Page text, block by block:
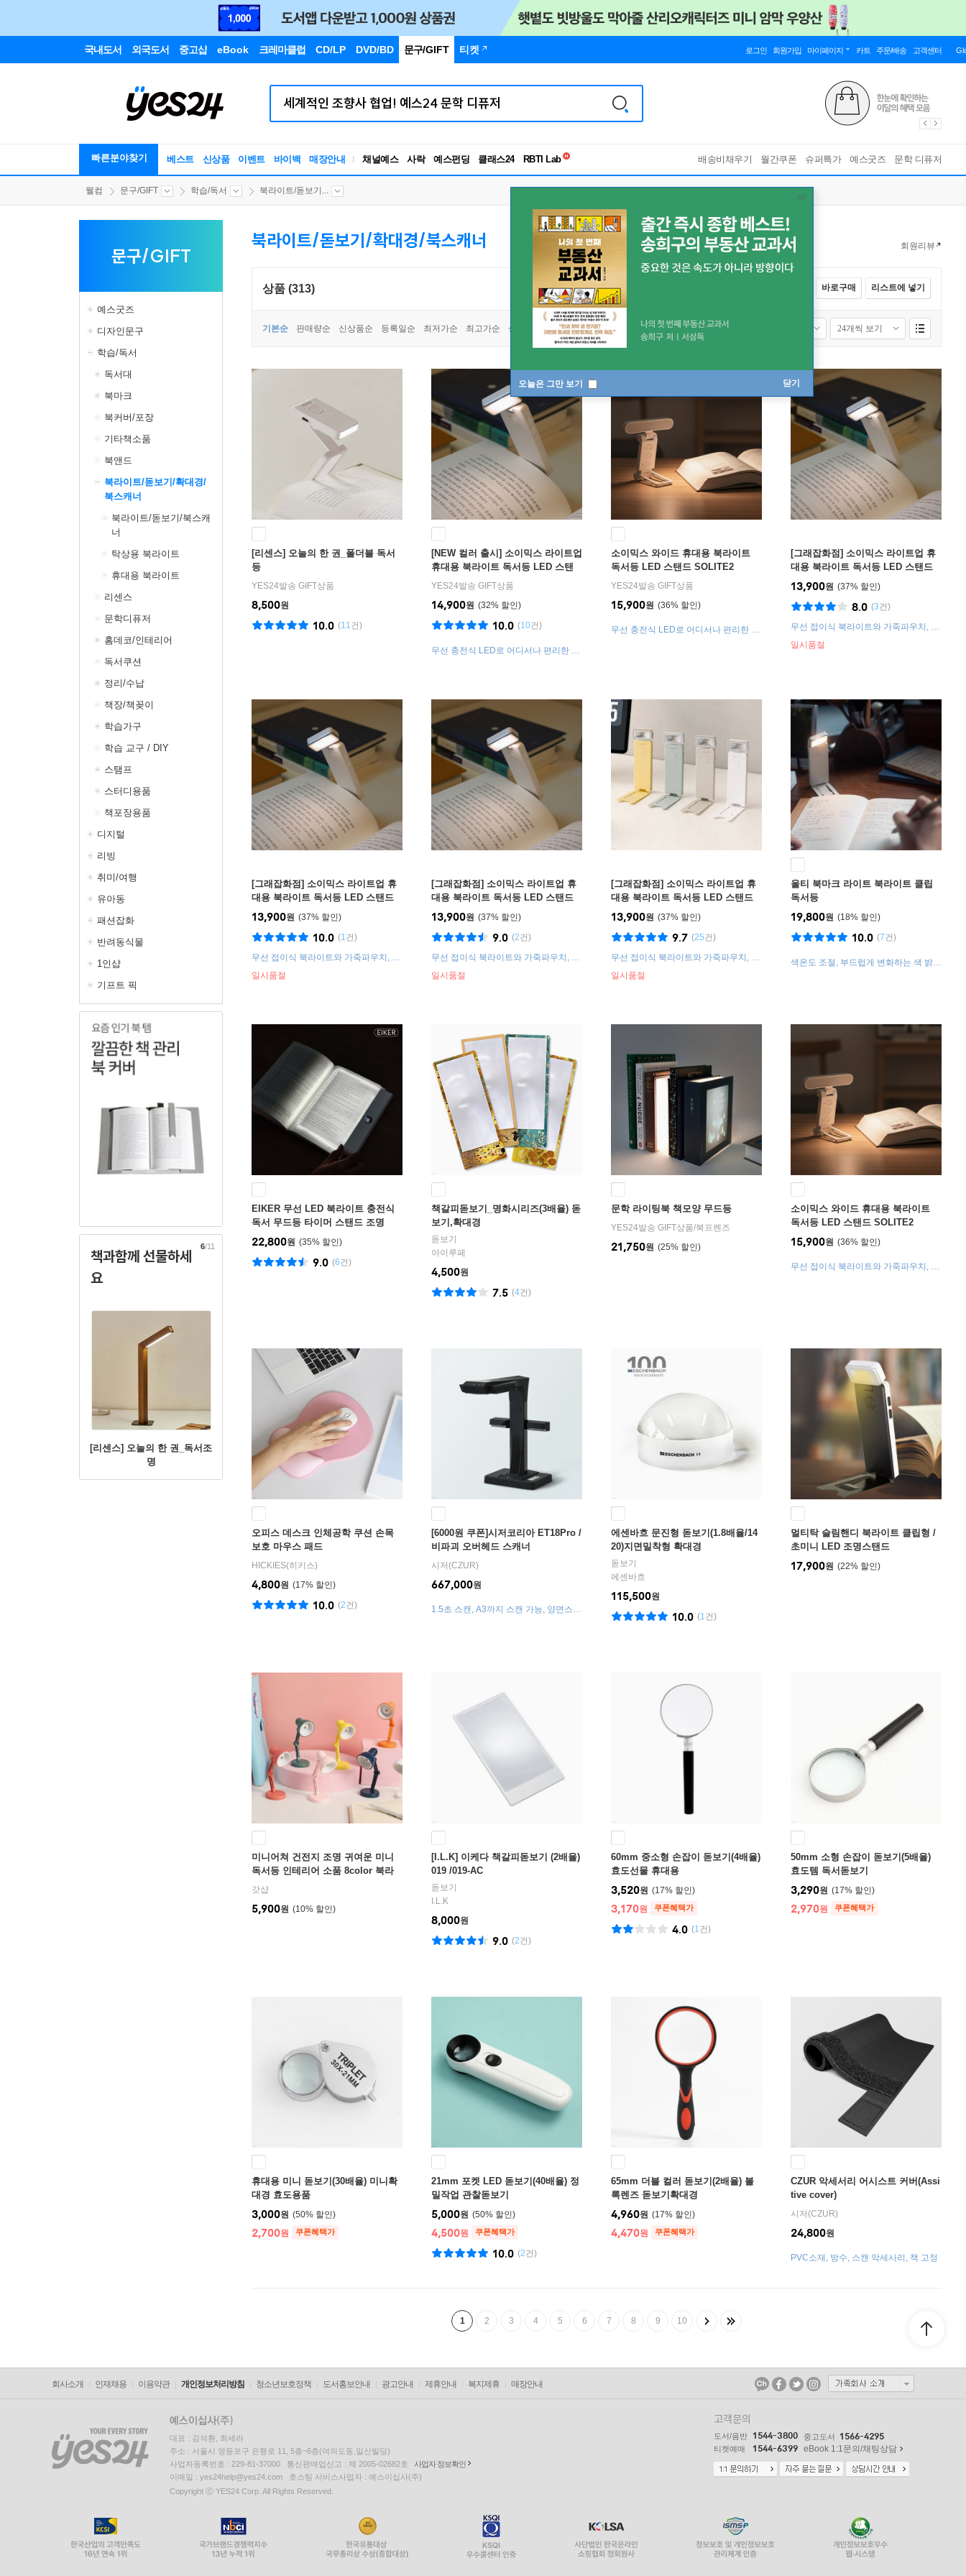
국내도서 외국도서 중고샵 eBook 크레마클럽 CD/LP DVD/BD 문구/GIFT 티켓 로그인 회원가입 마이페이지 카트 주문/배송 고객센터
빠른분야찾기 베스트 신상품 이벤트 바이백 매장안내 채널예스 사락 예스펀딩 클래스24
독서유형검사
배송비채우기 월간쿠폰 슈퍼특가 예스굿즈 문학 디퓨저
오늘은 그만 보기 닫기
웰컴 문구/GIFT 학습/독서 북라이트/돋보기...
문구/GIFT
예스굿즈
디자인문구
학습/독서
독서대
북마크
북커버/포장
기타책소품
북앤드
북라이트/돋보기/확대경/
북스캐너
북라이트/돋보기/북스캐
너
탁상용 북라이트
휴대용 북라이트
리센스
문학디퓨저
홈데코/인테리어
독서쿠션
정리/수납
책장/책꽂이
학습가구
학습 교구 / DIY
스탬프
스터디용품
책포장용품
디지털
리빙
취미/여행
유아동
패션잡화
반려동식물
1인샵
기프트 픽
책과함께 선물하세
요
[리센스] 오늘의 한 권_독서조
명
6/11
북라이트/돋보기/확대경/북스캐너 회원리뷰
상품 (313) 바로구매 리스트에 넣기
기본순 판매량순 신상품순 등록일순 최저가순 최고가순 상품명순 쿠폰상품 보기 모든배송상품 보기
[리센스] 오늘의 한 권_폴더블 독서
등
YES24발송 GIFT상품
8,500원
(11건)
10.0
[NEW 컬러 출시] 소이믹스 라이트업
휴대용 북라이트 독서등 LED 스탠
드 SOLITE1
YES24발송 GIFT상품
32%
14,900원
(10건)
10.0
무선 충전식 LED로 어디서나 편리한 독
소이믹스 와이드 휴대용 북라이트
독서등 LED 스탠드 SOLITE2
YES24발송 GIFT상품
36%
15,900원
무선 충전식 LED로 어디서나 편리한 독
[그래잡화점] 소이믹스 라이트업 휴
대용 북라이트 독서등 LED 스탠드
SOLITE1 오트그레이
37%
13,900원
(3건)
8.0
일시품절
무선 접이식 북라이트와 가죽파우치, 휴
[그래잡화점] 소이믹스 라이트업 휴
대용 북라이트 독서등 LED 스탠드
SOLITE1 멜론민트
37%
13,900원
(1건)
10.0
일시품절
무선 접이식 북라이트와 가죽파우치, 휴
[그래잡화점] 소이믹스 라이트업 휴
대용 북라이트 독서등 LED 스탠드
SOLITE1 체다옐로
37%
13,900원
(2건)
9.0
일시품절
무선 접이식 북라이트와 가죽파우치, 휴
[그래잡화점] 소이믹스 라이트업 휴
대용 북라이트 독서등 LED 스탠드
SOLITE1 화이트
37%
13,900원
(25건)
9.7
일시품절
무선 접이식 북라이트와 가죽파우치, 휴
울티 북마크 라이트 북라이트 클립
독서등
18%
19,800원
(7건)
10.0
색온도 조절, 부드럽게 변화하는 색 밝기
EIKER 무선 LED 북라이트 충전식
독서 무드등 타이머 스탠드 조명
35%
22,800원
(6건)
9.0
책갈피돋보기_명화시리즈(3배율) 돋
보기,확대경
돋보기
아이루페
4,500원
(4건)
7.5
문학 라이팅북 책모양 무드등
YES24발송 GIFT상품/북프렌즈
25%
21,750원
소이믹스 와이드 휴대용 북라이트
독서등 LED 스탠드 SOLITE2
36%
15,900원
무선 접이식 북라이트와 가죽파우치, 휴
오피스 데스크 인체공학 쿠션 손목
보호 마우스 패드
HICKIES(히키스)
17%
4,800원
(2건)
10.0
[6000원 쿠폰]시저코리아 ET18Pro /
비파괴 오버헤드 스캐너
시저(CZUR)
667,000원
1.5초 스캔, A3까지 스캔 가능, 양면스캔
에센바흐 문진형 돋보기(1.8배율/14
20)지면밀착형 확대경
돋보기
에센바흐
115,500원
(1건)
10.0
멀티탁 슬림핸디 북라이트 클립형 /
초미니 LED 조명스탠드
22%
17,900원
미니어쳐 건전지 조명 귀여운 미니
독서등 인테리어 소품 8color 북라
이트 독서 스탠드 휴대용 LED 레트
갓샵
10%
5,900원
[I.L.K] 이케다 책갈피돋보기 (2배율)
019 /019-AC
돋보기
I.L.K
8,000원
(2건)
9.0
60mm 중소형 손잡이 돋보기(4배율)
효도선물 휴대용
17%
3,520원
3,170원 쿠폰혜택가
(1건)
4.0
50mm 소형 손잡이 돋보기(5배율)
효도템 독서돋보기
17%
3,290원
2,970원 쿠폰혜택가
휴대용 미니 돋보기(30배율) 미니확
대경 효도용품
50%
3,000원
2,700원 쿠폰혜택가
21mm 포켓 LED 돋보기(40배율) 정
밀작업 관찰돋보기
50%
5,000원
4,500원 쿠폰혜택가
(2건)
10.0
65mm 더블 컬러 돋보기(2배율) 볼
록렌즈 돋보기확대경
17%
4,960원
4,470원 쿠폰혜택가
CZUR 악세서리 어시스트 커버(Assi
tive cover)
시저(CZUR)
24,800원
PVC소재, 방수, 스캔 악세사리, 책 고정
1 2 3 4 5 6 7 8 9 10
회사소개 인재채용 이용약관 개인정보처리방침 청소년보호정책 도서홍보안내 광고안내 제휴안내 복지제휴 매장안내
대표 : 김석환, 최세라
주소 : 서울시 영등포구 은행로 11, 5층~6층(여의도동,일신빌딩)
사업자등록번호 : 229-81-37000 통신판매업신고 : 제 2005-02682호
사업자 정보확인
이메일 : yes24help@yes24.com 호스팅 서비스사업자 : 예스이십사(주)
Copyright ⓒ YES24 Corp. All Rights Reserved.
고객문의
도서/음반 1544-3800 중고도서 1566-4295
티켓예매 1544-6399 eBook 1:1문의/채팅상담
EQUUS11